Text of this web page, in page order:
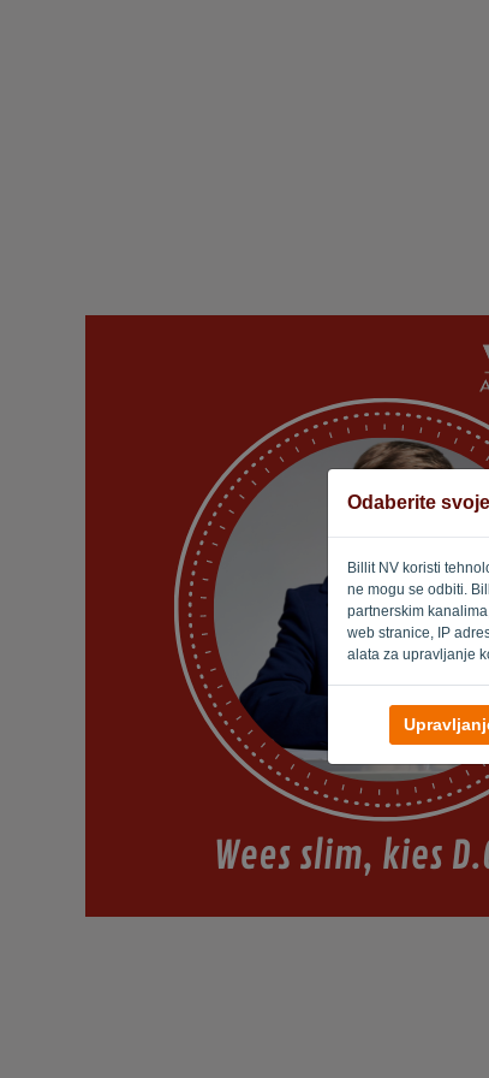
Odaberite
Billit NV koristi
ne mogu se odbiti.
partnerskim
web stranice, IP
alata za upravljanje